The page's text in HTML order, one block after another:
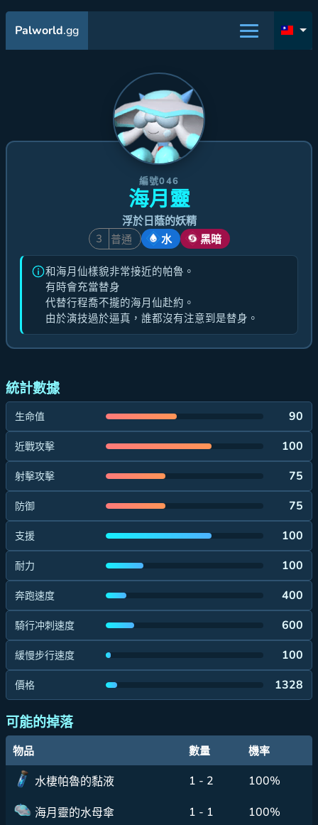
Palworld.gg
編號046
海月靈
浮於日蔭的妖精
3
普通 水 黑暗
和海月仙樣貌非常接近的帕魯。
有時會充當替身
代替行程喬不攏的海月仙赴約。
由於演技過於逼真，誰都沒有注意到是替身。
統計數據
生命值 90
近戰攻擊 100
射擊攻擊 75
防御 75
支援 100
耐力 100
奔跑速度 400
騎行冲刺速度 600
緩慢步行速度 100
價格 1328
可能的掉落
物品 數量 機率
水棲帕魯的黏液 1 - 2 100%
海月靈的水母傘 1 - 1 100%